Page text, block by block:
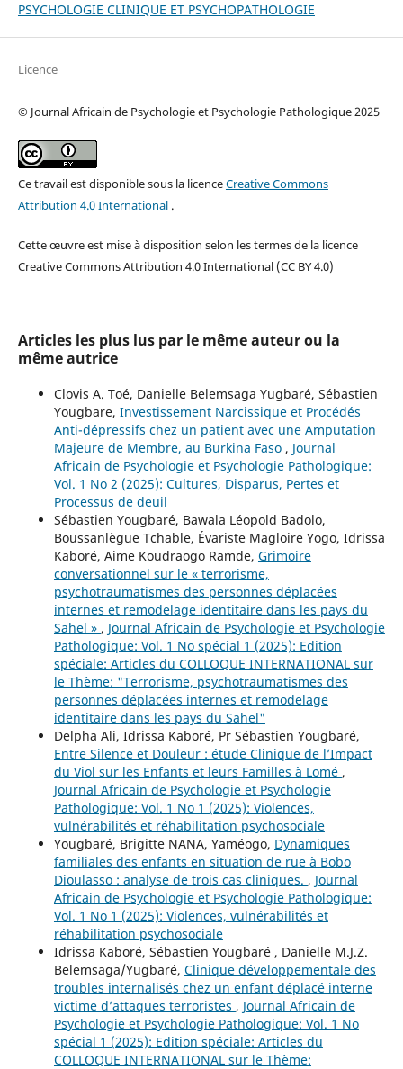
PSYCHOLOGIE CLINIQUE ET PSYCHOPATHOLOGIE
Licence
© Journal Africain de Psychologie et Psychologie Pathologique 2025
Ce travail est disponible sous la licenceCreative Commons
Attribution 4.0 International .
Cette œuvre est mise à disposition selon les termes de la licence
Creative Commons Attribution 4.0 International (CC BY 4.0)
Articles les plus lus par le même auteur ou la
même autrice
Clovis A. Toé, Danielle Belemsaga Yugbaré, Sébastien
Yougbare, Investissement Narcissique et Procédés
Anti-dépressifs chez un patient avec une Amputation
Majeure de Membre, au Burkina Faso , Journal
Africain de Psychologie et Psychologie Pathologique:
Vol. 1 No 2 (2025): Cultures, Disparus, Pertes et
Processus de deuil
Sébastien Yougbaré, Bawala Léopold Badolo,
Boussanlègue Tchable, Évariste Magloire Yogo, Idrissa
Kaboré, Aime Koudraogo Ramde, Grimoire
conversationnel sur le « terrorisme,
psychotraumatismes des personnes déplacées
internes et remodelage identitaire dans les pays du
Sahel » , Journal Africain de Psychologie et Psychologie
Pathologique: Vol. 1 No spécial 1 (2025): Edition
spéciale: Articles du COLLOQUE INTERNATIONAL sur
le Thème: "Terrorisme, psychotraumatismes des
personnes déplacées internes et remodelage
identitaire dans les pays du Sahel"
Delpha Ali, Idrissa Kaboré, Pr Sébastien Yougbaré,
Entre Silence et Douleur : étude Clinique de l’Impact
du Viol sur les Enfants et leurs Familles à Lomé ,
Journal Africain de Psychologie et Psychologie
Pathologique: Vol. 1 No 1 (2025): Violences,
vulnérabilités et réhabilitation psychosociale
Yougbaré, Brigitte NANA, Yaméogo, Dynamiques
familiales des enfants en situation de rue à Bobo
Dioulasso : analyse de trois cas cliniques. , Journal
Africain de Psychologie et Psychologie Pathologique:
Vol. 1 No 1 (2025): Violences, vulnérabilités et
réhabilitation psychosociale
Idrissa Kaboré, Sébastien Yougbaré , Danielle M.J.Z.
Belemsaga/Yugbaré, Clinique développementale des
troubles internalisés chez un enfant déplacé interne
victime d’attaques terroristes , Journal Africain de
Psychologie et Psychologie Pathologique: Vol. 1 No
spécial 1 (2025): Edition spéciale: Articles du
COLLOQUE INTERNATIONAL sur le Thème: